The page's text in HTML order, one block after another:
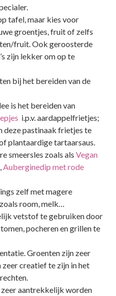
tafel, maar kies voor
groentjes, fruit of zelfs
fruit. Ook geroosterde
zijn lekker om op te
bij het bereiden van de
is het bereiden van
i.p.v. aardappelfrietjes;
deze pastinaak frietjes te
plantaardige tartaarsaus.
smeersles zoals als Vegan
,Auberginedip met rode
zelf met magere
room, melk…
vetstof te gebruiken door
pocheren en grillen te
Groenten zijn zeer
creatief te zijn in het
zeer aantrekkelijk worden